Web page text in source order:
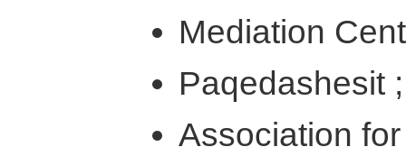
Mediation
Paqedashesit ;
Association